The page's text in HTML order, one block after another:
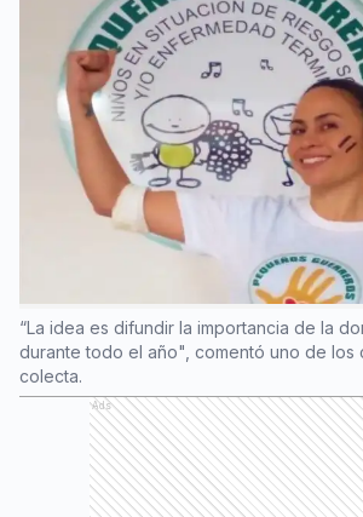
“La idea es difundir la importancia de la
durante todo el año", comentó uno de los
colecta.
Ads